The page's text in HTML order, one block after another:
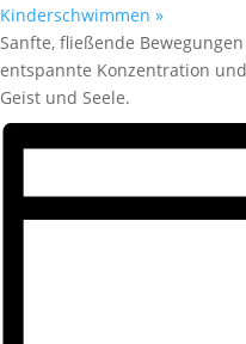
Kinderschwimmen »
Sanfte, fließende
entspannte Konzentration
Geist und Seele.